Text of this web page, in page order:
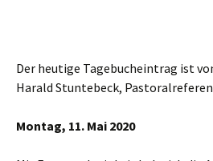
Der heutige Tagebucheintrag ist
Harald Stuntebeck,
Montag, 11. Mai 2020